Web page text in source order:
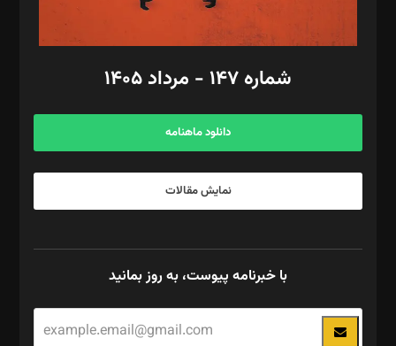
مد‌یر توسعه تجاری: کامبیز برید‌
امور مالی: شاپور رهبری، محمد‌ کاظمی‌نیا
آگهی و مشترکین: ۰۹۱۹۹۹۹۰۴۵۴
شماره ۱۴۷ - مرداد ۱۴۰۵
دانلود ماهنامه
نمایش مقالات
با خبرنامه پیوست، به روز بمانید